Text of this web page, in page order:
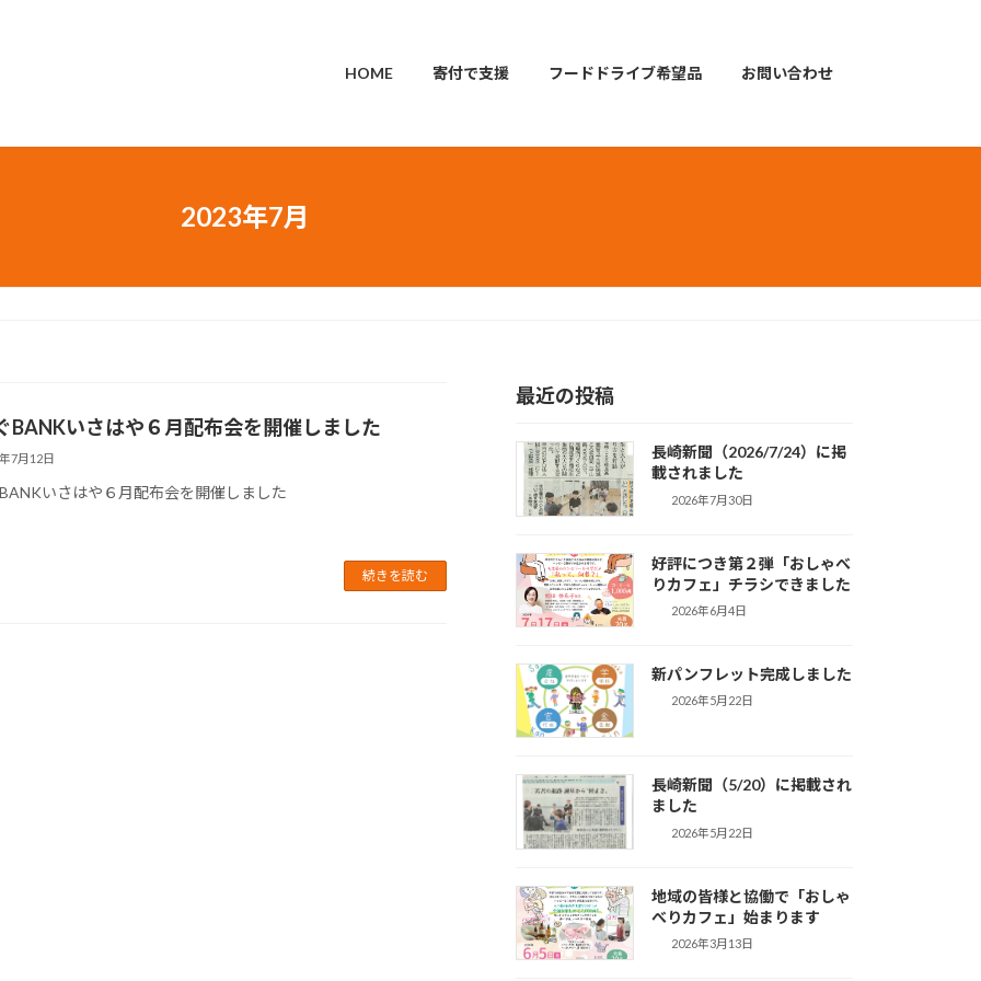
HOME 寄付で支援 フードドライブ希望品 お問い合わせ
2023年7月
BANKいさはや６月配布会を開催しました
7月12日
いさはや６月配布会を開催しました
続きを読む
最近の投稿
長崎新聞（2026/7/24）に掲
載されました
2026年7月30日
好評につき第２弾「おしゃべ
りカフェ」チラシできました
2026年6月4日
新パンフレット完成しました
2026年5月22日
長崎新聞（5/20）に掲載され
ました
2026年5月22日
地域の皆様と協働で「おしゃ
べりカフェ」始まります
2026年3月13日